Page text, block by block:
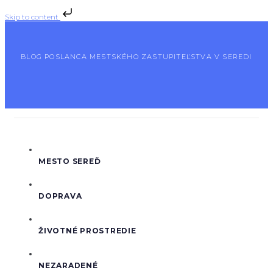
Skip to content
BLOG POSLANCA MESTSKÉHO ZASTUPITEĽSTVA V SEREDI
MESTO SEREĎ
DOPRAVA
ŽIVOTNÉ PROSTREDIE
NEZARADENÉ